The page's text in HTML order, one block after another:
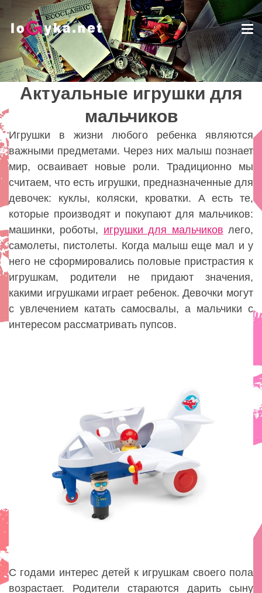
Актуальные игрушки для
мальчиков
Lady
Актуальные игрушки для
мальчиков
Игрушки в жизни любого ребенка являются
важными предметами. Через них малыш познает
мир, осваивает новые роли. Традиционно мы
считаем, что есть игрушки, предназначенные для
девочек: куклы, коляски, кроватки. А есть те,
которые производят и покупают для мальчиков:
машинки, роботы, игрушки для мальчиков лего,
самолеты, пистолеты. Когда малыш еще мал и у
него не сформировались половые пристрастия к
игрушкам, родители не придают значения,
какими игрушками играет ребенок. Девочки могут
с увлечением катать самосвалы, а мальчики с
интересом рассматривать пупсов.
С годами интерес детей к игрушкам своего пола
возрастает. Родители стараются дарить сыну